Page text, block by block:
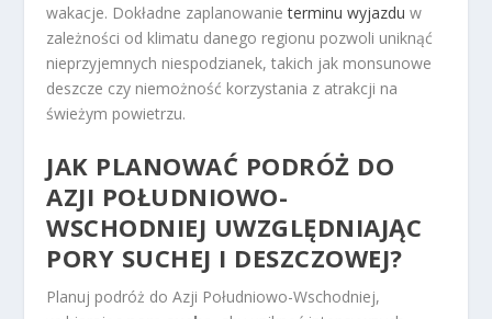
wakacje. Dokładne zaplanowanieterminu wyjazdu w
zależności od klimatu danego regionu pozwoli uniknąć
nieprzyjemnych niespodzianek, takich jak monsunowe
deszcze czy niemożność korzystania z atrakcji na
świeżym powietrzu.
JAK PLANOWAĆ PODRÓŻ DO
AZJI POŁUDNIOWO-
WSCHODNIEJ UWZGLĘDNIAJĄC
PORY SUCHEJ I DESZCZOWEJ?
Planuj podróż do Azji Południowo-Wschodniej,